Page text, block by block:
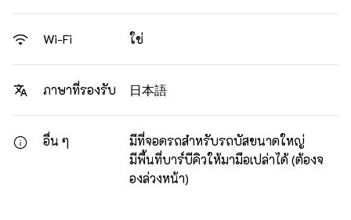
Wi-Fi ใช่
ภาษาที่รองรับ 日本語
อื่น ๆ
มีที่จอดรถสำหรับรถบัสขนาดใหญ่
มีพื้นที่บาร์บีคิวให้มามือเปล่าได้ (ต้องจ
องล่วงหน้า)